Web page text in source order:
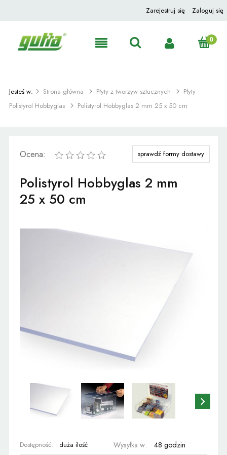
Zarejestruj się Zaloguj się
Jesteś w: Strona główna Płyty z tworzyw sztucznych
Płyty
Polistyrol Hobbyglas
Polistyrol Hobbyglas 2 mm 25 x 50 cm
Polistyrol Hobbyglas 2 mm
25 x 50 cm
Dostępność: duża ilość Wysyłka w:
48 godzin
sprawdź formy dostawy
Ocena: